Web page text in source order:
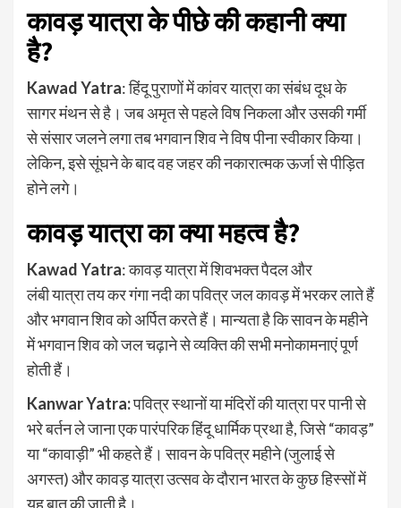
कावड़ यात्रा के पीछे की कहानी क्या
है?
Kawad Yatra: हिंदू पुराणों में कांवर यात्रा का संबंध दूध के
सागर मंथन से है। जब अमृत से पहले विष निकला और उसकी गर्मी
से संसार जलने लगा तब भगवान शिव ने विष पीना स्वीकार किया।
लेकिन, इसे सूंघने के बाद वह जहर की नकारात्मक ऊर्जा से पीड़ित
होने लगे।
कावड़ यात्रा का क्या महत्व है?
Kawad Yatra: कावड़ यात्रा में शिवभक्त पैदल और
लंबी यात्रा तय कर गंगा नदी का पवित्र जल कावड़ में भरकर लाते हैं
और भगवान शिव को अर्पित करते हैं। मान्यता है कि सावन के महीने
में भगवान शिव को जल चढ़ाने से व्यक्ति की सभी मनोकामनाएं पूर्ण
होती हैं।
Kanwar Yatra:पवित्र स्थानों या मंदिरों की यात्रा पर पानी से
भरे बर्तन ले जाना एक पारंपरिक हिंदू धार्मिक प्रथा है, जिसे “कावड़”
या “कावाड़ी” भी कहते हैं। सावन के पवित्र महीने (जुलाई से
अगस्त) और कावड़ यात्रा उत्सव के दौरान भारत के कुछ हिस्सों में
यह बात की जाती है।